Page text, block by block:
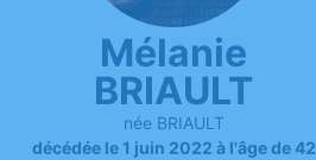
Mélanie
BRIAULT
née BRIAULT
décédée le 1 juin 2022 à l'âge de 42